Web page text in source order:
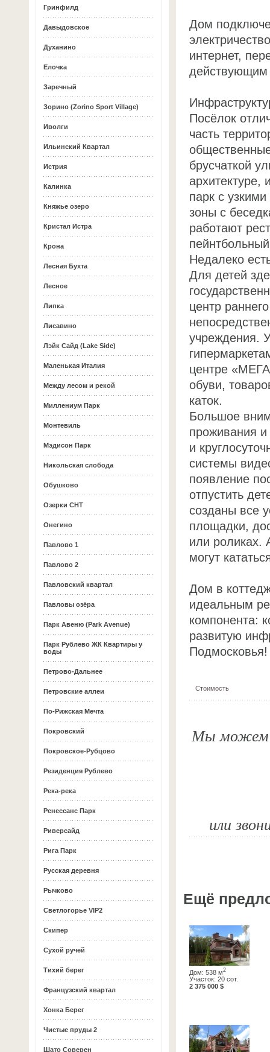
Гринфилд
Давыдовское
Духанино
Елочка
Заречный
Зорино (Zorino Sport Village)
Иволги
Ильинский Квартал
Истрия
Калинка
Княжье озеро
Кристал Истра
Крона
Лесная Бухта
Лесное
Липка
Лисавино
Лэйк Сайд (Lake Side)
Маленькая Италия
Между лесом и рекой
Миллениум Парк
Монтевиль
Мэдисон Парк
Никольская слобода
Обушково
Озерки СНТ
Онегино
Павлово 1
Павлово 2
Павловский квартал
Павловы озёра
Парк Авеню (Park Avenue)
Парк Рублево ЖК Квартиры у
воды
Петрово-Дальнее
Петровские аллеи
По-Рижская Мечта
Покровский
Покровское-Рубцово
Резиденция Рублево
Река-река
Ренессанс Парк
Риверсайд
Рига Парк
Русская деревня
Рычково
Светлогорье VIP2
Скипер
Сухой ручей
Тихий берег
Французский квартал
Хонка Берег
Чистые пруды 2
Шато Соверен
Дом
интернет,
действующим
Посёлок
часть
брусчаткой
архитектуре,
парк с
зоны с
работают
Недалеко
Для детей
центр
учреждения.
центре
обуви,
каток.
Большое
проживания и
и
системы
появление
отпустить
созданы все
площадки,
или роликах.
могут
Дом в
идеальным
компонента:
развитую
Подмосковья!
Стоимость
Мы можем
или
Ещё
Дом: 538 м2
Участок: 20 сот.
2 375 000 $